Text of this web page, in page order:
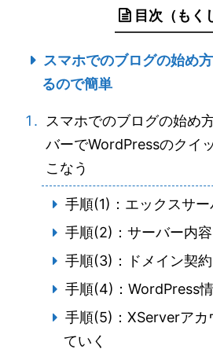
目次（もく
スマホでのブログの始め
るので簡単
スマホでのブログの始め
バーでWordPressのクイ
こなう
手順(1)：エックスサ
手順(2)：サーバー内
手順(3)：ドメイン契
手順(4)：WordPress
手順(5)：XServerアカ
ていく